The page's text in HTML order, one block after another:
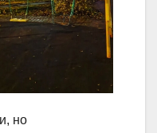
но